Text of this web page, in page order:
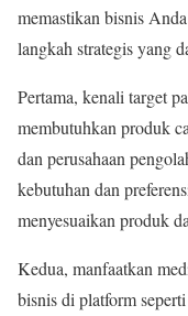
memastikan bisnis
langkah strategis yang
Pertama, kenali target
membutuhkan produk
dan perusahaan
kebutuhan dan
menyesuaikan produk
Kedua, manfaatkan
bisnis di platform